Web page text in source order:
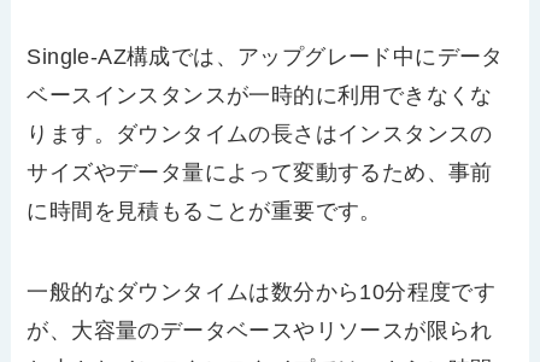
Single-AZ構成では、アップグレード中にデータ
ベースインスタンスが一時的に利用できなくな
ります。ダウンタイムの長さはインスタンスの
サイズやデータ量によって変動するため、事前
に時間を見積もることが重要です。
一般的なダウンタイムは数分から10分程度です
が、大容量のデータベースやリソースが限られ